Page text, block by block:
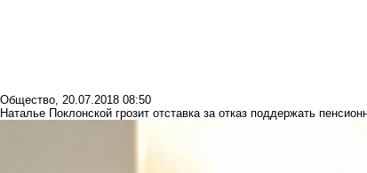
Общество, 20.07.2018 08:50
Наталье Поклонской грозит отставка за отказ поддержать